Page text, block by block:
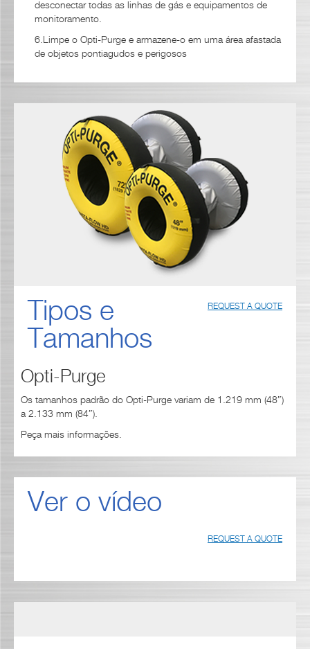
desconectar todas as linhas de gás e equipamentos de
monitoramento.
6.Limpe o Opti-Purge e armazene-o em uma área afastada
de objetos pontiagudos e perigosos
Tipos e
Tamanhos
REQUEST A QUOTE
Opti-Purge
Os tamanhos padrão do Opti-Purge variam de 1.219 mm (48″)
a 2.133 mm (84″).
Peça mais informações.
Ver o vídeo
REQUEST A QUOTE